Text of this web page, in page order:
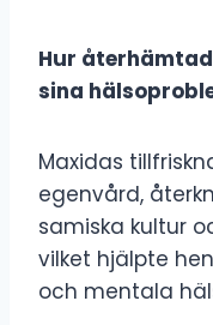
Hur
sina
Maxidas
egenvård,
samiska kultur
vilket hjälpte
och mentala